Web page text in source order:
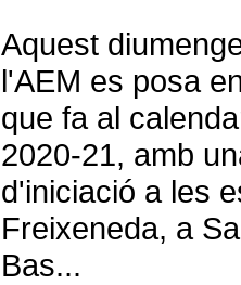
Aquest
l'AEM es posa
que fa al
2020-21, amb
d'iniciació a les
Freixeneda, a
Bas...